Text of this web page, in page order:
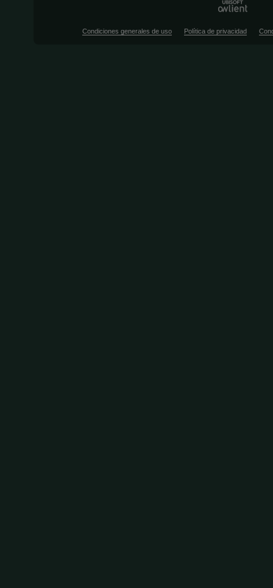
Condiciones generales de uso Política de privacidad